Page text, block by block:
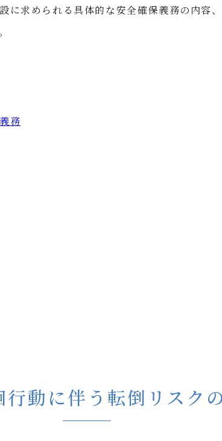
に求められる具体的な安全確保義務の内容
務
動に伴う転倒リスク